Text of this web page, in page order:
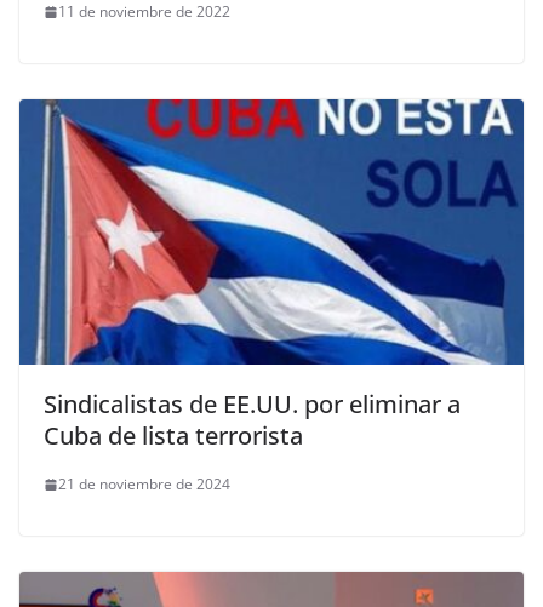
11 de noviembre de 2022
Sindicalistas de EE.UU. por eliminar a
Cuba de lista terrorista
21 de noviembre de 2024